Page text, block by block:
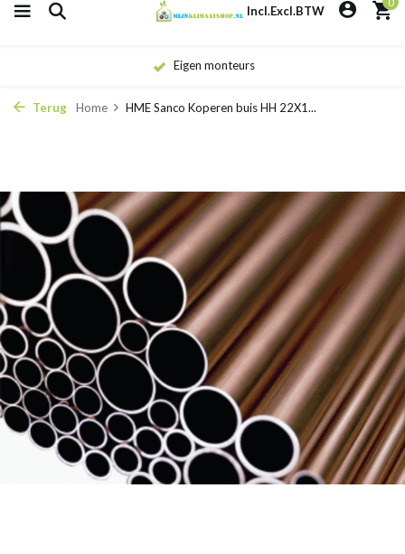
Incl.Excl.BTW
Eigen monteurs
Terug Home HME Sanco Koperen buis HH 22X1...